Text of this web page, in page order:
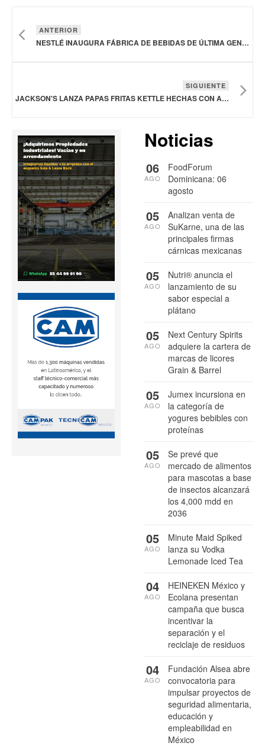
ANTERIOR
NESTLÉ INAUGURA FÁBRICA DE BEBIDAS DE ÚLTIMA GENERACIÓN Y UN CENTRO DE DISTRIBUCIÓN EN ARIZONA, ESTADOS UNIDOS
SIGUIENTE
JACKSON'S LANZA PAPAS FRITAS KETTLE HECHAS CON ACEITE DE AGUACATE EN SABORES SAL MARINA, BARBACOA Y SAL MARINA Y VINAGRE
Noticias
FoodForum
Dominicana: 06
agosto
06
AGO
Analizan venta de
SuKarne, una de las
principales firmas
cárnicas mexicanas
05
AGO
Nutri® anuncia el
lanzamiento de su
sabor especial a
plátano
05
AGO
Next Century Spirits
adquiere la cartera de
marcas de licores
Grain & Barrel
05
AGO
Jumex incursiona en
la categoría de
yogures bebibles con
proteínas
05
AGO
Se prevé que
mercado de alimentos
para mascotas a base
de insectos alcanzará
los 4,000 mdd en
2036
05
AGO
Minute Maid Spiked
lanza su Vodka
Lemonade Iced Tea
05
AGO
HEINEKEN México y
Ecolana presentan
campaña que busca
incentivar la
separación y el
reciclaje de residuos
04
AGO
Fundación Alsea abre
convocatoria para
impulsar proyectos de
seguridad alimentaria,
educación y
empleabilidad en
México
04
AGO